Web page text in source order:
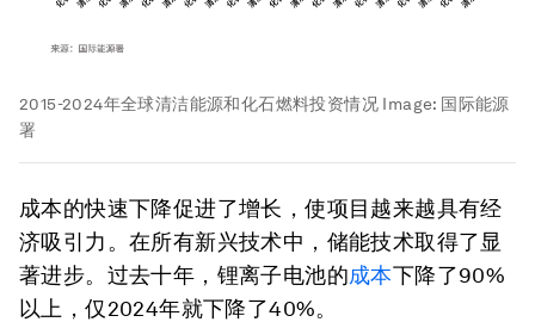
2015-2024年全球清洁能源和化石燃料投资情况 Image: 国际能源
署
成本的快速下降促进了增长，使项目越来越具有经
济吸引力。在所有新兴技术中，储能技术取得了显
著进步。过去十年，锂离子电池的成本下降了90%
以上，仅2024年就下降了40%。